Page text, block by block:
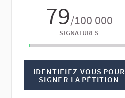
79/100 000
SIGNATURES
IDENTIFIEZ-VOUS POUR
SIGNER LA PÉTITION